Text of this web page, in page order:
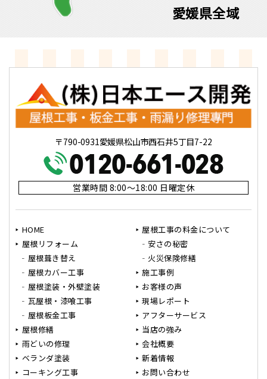
愛媛県全域
〒790-0931愛媛県松山市西石井5丁目7-22
営業時間 8:00～18:00 日曜定休
HOME
屋根リフォーム
屋根葺き替え
屋根カバー工事
屋根塗装・外壁塗装
瓦屋根・漆喰工事
屋根板金工事
屋根修繕
雨どいの修理
ベランダ塗装
コーキング工事
屋根工事の料金について
安さの秘密
火災保険修繕
施工事例
お客様の声
現場レポート
アフターサービス
当店の強み
会社概要
新着情報
お問い合わせ